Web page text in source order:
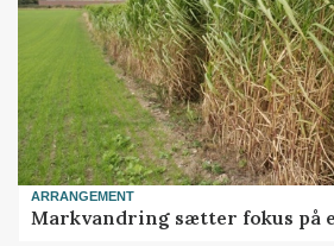
ARRANGEMENT
Markvandring sætter fokus på